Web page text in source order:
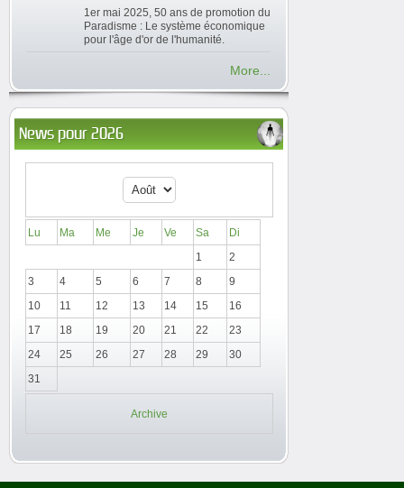
1er mai 2025, 50 ans de promotion du
Paradisme : Le système économique
pour l'âge d'or de l'humanité.
More...
News pour 2026
Lu Ma Me Je Ve Sa
Di
1
2
3
4 5 6 7 8
9
10
11 12 13 14 15
16
17
18 19 20 21 22
23
24
25 26 27 28 29
30
31
Archive